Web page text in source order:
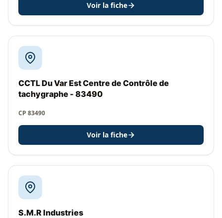
Voir la fiche
CCTL Du Var Est Centre de Contrôle de
tachygraphe - 83490
CP 83490
Voir la fiche
S.M.R Industries